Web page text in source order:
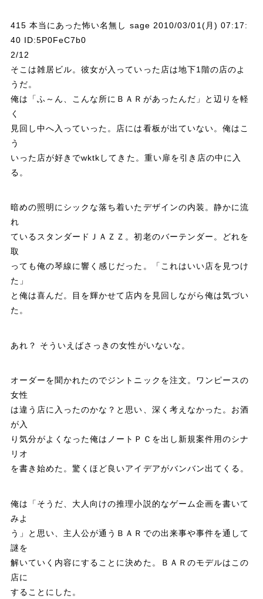
415 本当にあった怖い名無し sage 2010/03/01(月) 07:17:
40 ID:5P0FeC7b0
2/12
そこは雑居ビル。彼女が入っていった店は地下1階の店のよ
うだ。
俺は「ふ～ん、こんな所にＢＡＲがあったんだ」と辺りを軽
く
見回し中へ入っていった。店には看板が出ていない。俺はこ
う
いった店が好きでwktkしてきた。重い扉を引き店の中に入
る。
暗めの照明にシックな落ち着いたデザインの内装。静かに流
れ
ているスタンダードＪＡＺＺ。初老のバーテンダー。どれを
取
っても俺の琴線に響く感じだった。「これはいい店を見つけ
た」
と俺は喜んだ。目を輝かせて店内を見回しながら俺は気づい
た。
あれ？ そういえばさっきの女性がいないな。
オーダーを聞かれたのでジントニックを注文。ワンピースの
女性
は違う店に入ったのかな？と思い、深く考えなかった。お酒
が入
り気分がよくなった俺はノートＰＣを出し新規案件用のシナ
リオ
を書き始めた。驚くほど良いアイデアがバンバン出てくる。
俺は「そうだ、大人向けの推理小説的なゲーム企画を書いて
みよ
う」と思い、主人公が通うＢＡＲでの出来事や事件を通して
謎を
解いていく内容にすることに決めた。ＢＡＲのモデルはこの
店に
することにした。